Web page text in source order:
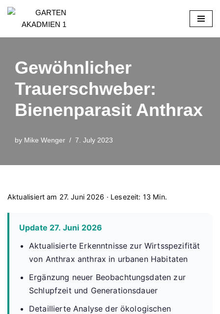
to
Gewöhnlicher
Trauerschweber:
Bienenparasit Anthrax
by Mike Wenger 7. July 2023
Aktualisiert am 27. Juni 2026 · Lesezeit: 13 Min.
Update 27. Juni 2026
Aktualisierte Erkenntnisse zur Wirtsspezifität
von Anthrax anthrax in urbanen Habitaten
Ergänzung neuer Beobachtungsdaten zur
Schlupfzeit und Generationsdauer
Detaillierte Analyse der ökologischen